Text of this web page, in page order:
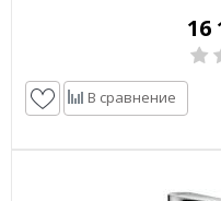
16
В сравнение